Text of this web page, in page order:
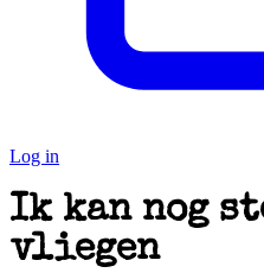
Log in
Ik kan nog
vliegen